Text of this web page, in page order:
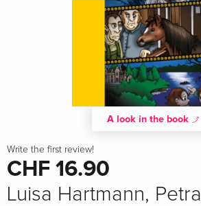
A look in the book
Write the first review!
CHF 16.90
Luisa Hartmann, Petra